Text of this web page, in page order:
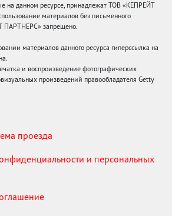
на данном ресурсе, принадлежат ТОВ «КЕПРЕЙТ
материалов без письменного
ПАРТНЕРС» запрещено.
материалов данного ресурса гиперссылка на
и воспроизведение фотографических
произведений правообладателя Getty
проезда
и персональных